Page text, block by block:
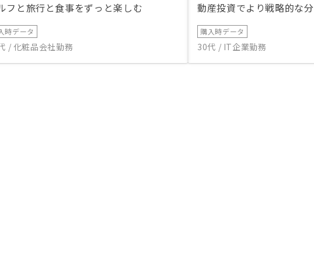
フと旅行と食事をずっと楽しむ
時データ
/ 化粧品会社勤務
動産投資でより戦略的な
購入時データ
30代 / IT企業勤務